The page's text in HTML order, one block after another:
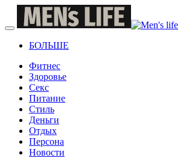
БОЛЬШЕ
Фитнес
Здоровье
Секс
Питание
Стиль
Деньги
Отдых
Персона
Новости